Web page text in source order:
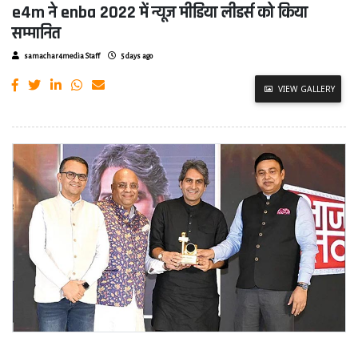
e4m ने enba 2022 में न्यूज मीडिया लीडर्स को किया
सम्मानित
samachar4media Staff 5 days ago
VIEW GALLERY